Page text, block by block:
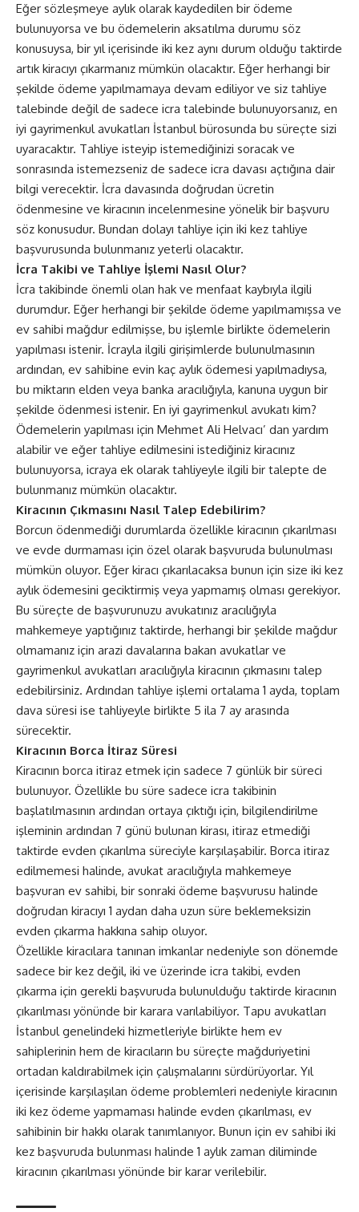
Eğer sözleşmeye aylık olarak kaydedilen bir ödeme
bulunuyorsa ve bu ödemelerin aksatılma durumu söz
konusuysa, bir yıl içerisinde iki kez aynı durum olduğu taktirde
artık kiracıyı çıkarmanız mümkün olacaktır. Eğer herhangi bir
şekilde ödeme yapılmamaya devam ediliyor ve siz tahliye
talebinde değil de sadece icra talebinde bulunuyorsanız, en
iyi gayrimenkul avukatları İstanbul bürosunda bu süreçte sizi
uyaracaktır. Tahliye isteyip istemediğinizi soracak ve
sonrasında istemezseniz de sadece icra davası açtığına dair
bilgi verecektir. İcra davasında doğrudan ücretin
ödenmesine ve kiracının incelenmesine yönelik bir başvuru
söz konusudur. Bundan dolayı tahliye için iki kez tahliye
başvurusunda bulunmanız yeterli olacaktır.
İcra Takibi ve Tahliye İşlemi Nasıl Olur?
İcra takibinde önemli olan hak ve menfaat kaybıyla ilgili
durumdur. Eğer herhangi bir şekilde ödeme yapılmamışsa ve
ev sahibi mağdur edilmişse, bu işlemle birlikte ödemelerin
yapılması istenir. İcrayla ilgili girişimlerde bulunulmasının
ardından, ev sahibine evin kaç aylık ödemesi yapılmadıysa,
bu miktarın elden veya banka aracılığıyla, kanuna uygun bir
şekilde ödenmesi istenir. En iyi gayrimenkul avukatı kim?
Ödemelerin yapılması için Mehmet Ali Helvacı’ dan yardım
alabilir ve eğer tahliye edilmesini istediğiniz kiracınız
bulunuyorsa, icraya ek olarak tahliyeyle ilgili bir talepte de
bulunmanız mümkün olacaktır.
Kiracının Çıkmasını Nasıl Talep Edebilirim?
Borcun ödenmediği durumlarda özellikle kiracının çıkarılması
ve evde durmaması için özel olarak başvuruda bulunulması
mümkün oluyor. Eğer kiracı çıkarılacaksa bunun için size iki kez
aylık ödemesini geciktirmiş veya yapmamış olması gerekiyor.
Bu süreçte de başvurunuzu avukatınız aracılığıyla
mahkemeye yaptığınız taktirde, herhangi bir şekilde mağdur
olmamanız için arazi davalarına bakan avukatlar ve
gayrimenkul avukatları aracılığıyla kiracının çıkmasını talep
edebilirsiniz. Ardından tahliye işlemi ortalama 1 ayda, toplam
dava süresi ise tahliyeyle birlikte 5 ila 7 ay arasında
sürecektir.
Kiracının Borca İtiraz Süresi
Kiracının borca itiraz etmek için sadece 7 günlük bir süreci
bulunuyor. Özellikle bu süre sadece icra takibinin
başlatılmasının ardından ortaya çıktığı için, bilgilendirilme
işleminin ardından 7 günü bulunan kirası, itiraz etmediği
taktirde evden çıkarılma süreciyle karşılaşabilir. Borca itiraz
edilmemesi halinde, avukat aracılığıyla mahkemeye
başvuran ev sahibi, bir sonraki ödeme başvurusu halinde
doğrudan kiracıyı 1 aydan daha uzun süre beklemeksizin
evden çıkarma hakkına sahip oluyor.
Özellikle kiracılara tanınan imkanlar nedeniyle son dönemde
sadece bir kez değil, iki ve üzerinde icra takibi, evden
çıkarma için gerekli başvuruda bulunulduğu taktirde kiracının
çıkarılması yönünde bir karara varılabiliyor. Tapu avukatları
İstanbul genelindeki hizmetleriyle birlikte hem ev
sahiplerinin hem de kiracıların bu süreçte mağduriyetini
ortadan kaldırabilmek için çalışmalarını sürdürüyorlar. Yıl
içerisinde karşılaşılan ödeme problemleri nedeniyle kiracının
iki kez ödeme yapmaması halinde evden çıkarılması, ev
sahibinin bir hakkı olarak tanımlanıyor. Bunun için ev sahibi iki
kez başvuruda bulunması halinde 1 aylık zaman diliminde
kiracının çıkarılması yönünde bir karar verilebilir.